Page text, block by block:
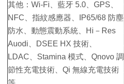
其他：Wi-Fi、藍牙 5.0、GPS、
NFC、指紋感應器、IP65/68 防塵
防水、動態震動系統、Hi－Res
Auodi、DSEE HX 技術、
LDAC、Stamina 模式、Qnovo 調
節性充電技術、Qi 無線充電技術